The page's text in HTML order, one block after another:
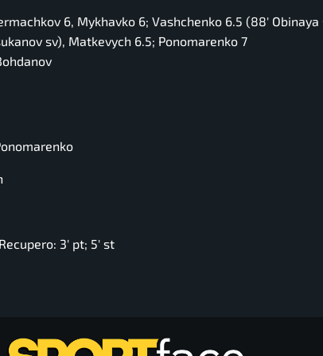
6, Mykhavko 6; Vashchenko 6.5 (88′ Obinaya
sv), Matkevych 6.5; Ponomarenko 7
3′ pt; 5′ st